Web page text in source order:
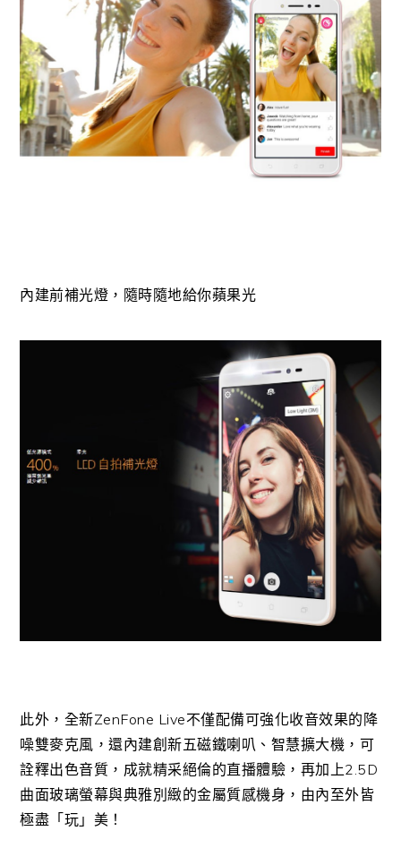
內建前補光燈，隨時隨地給你蘋果光
此外，全新ZenFone Live不僅配備可強化收音效果的降
噪雙麥克風，還內建創新五磁鐵喇叭、智慧擴大機，可
詮釋出色音質，成就精采絕倫的直播體驗，再加上2.5D
曲面玻璃螢幕與典雅別緻的金屬質感機身，由內至外皆
極盡「玩」美！